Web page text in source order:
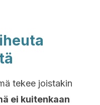
tekee joistakin
ei kuitenkaan